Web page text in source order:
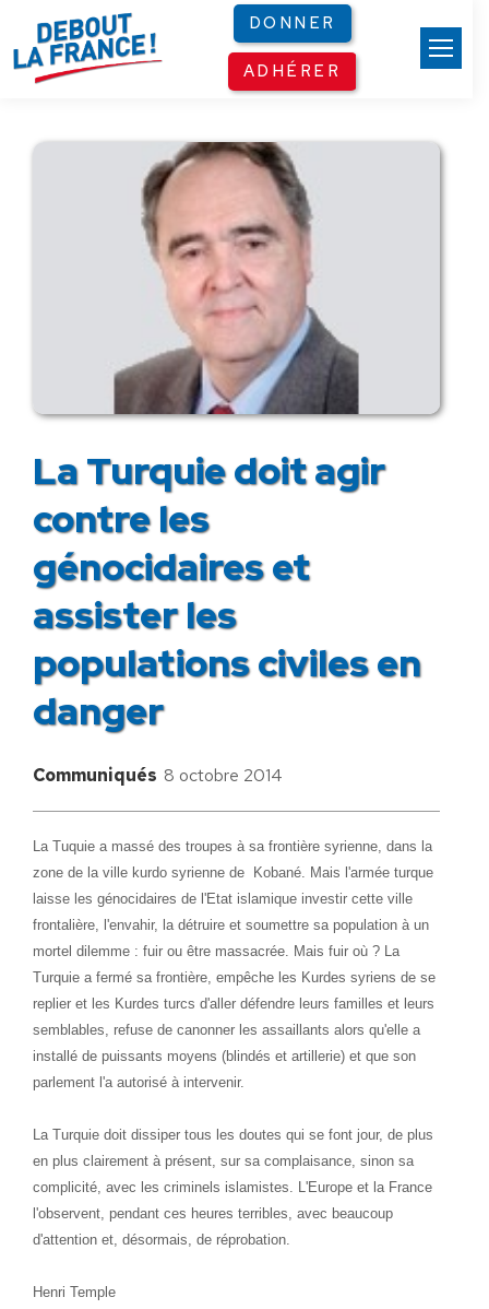
DONNER
ADHÉRER
La Turquie doit agir
contre les
génocidaires et
assister les
populations civiles en
danger
Communiqués 8 octobre 2014
La Tuquie a massé des troupes à sa frontière syrienne, dans la
zone de la ville kurdo syrienne de Kobané. Mais l'armée turque
laisse les génocidaires de l'Etat islamique investir cette ville
frontalière, l'envahir, la détruire et soumettre sa population à un
mortel dilemme : fuir ou être massacrée. Mais fuir où ? La
Turquie a fermé sa frontière, empêche les Kurdes syriens de se
replier et les Kurdes turcs d'aller défendre leurs familles et leurs
semblables, refuse de canonner les assaillants alors qu'elle a
installé de puissants moyens (blindés et artillerie) et que son
parlement l'a autorisé à intervenir.
La Turquie doit dissiper tous les doutes qui se font jour, de plus
en plus clairement à présent, sur sa complaisance, sinon sa
complicité, avec les criminels islamistes. L'Europe et la France
l'observent, pendant ces heures terribles, avec beaucoup
d'attention et, désormais, de réprobation.
Henri Temple
Panneau de gestion des cookies